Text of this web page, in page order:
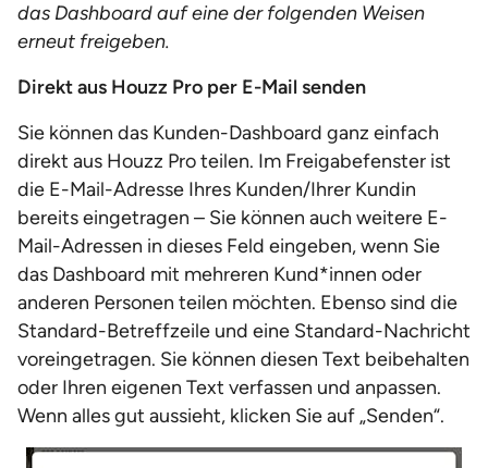
das Dashboard auf eine der folgenden Weisen
erneut freigeben.
Direkt aus Houzz Pro per E-Mail senden
Sie können das Kunden-Dashboard ganz einfach
direkt aus Houzz Pro teilen. Im Freigabefenster ist
die E-Mail-Adresse Ihres Kunden/Ihrer Kundin
bereits eingetragen – Sie können auch weitere E-
Mail-Adressen in dieses Feld eingeben, wenn Sie
das Dashboard mit mehreren Kund*innen oder
anderen Personen teilen möchten. Ebenso sind die
Standard-Betreffzeile und eine Standard-Nachricht
voreingetragen. Sie können diesen Text beibehalten
oder Ihren eigenen Text verfassen und anpassen.
Wenn alles gut aussieht, klicken Sie auf „Senden“.